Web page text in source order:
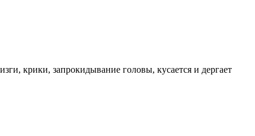
крики, запрокидывание головы, кусается и дергает